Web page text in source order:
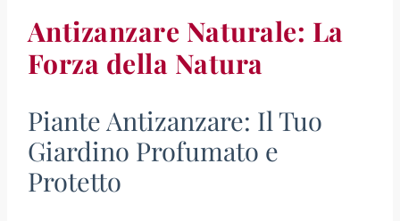
Antizanzare Naturale: La
Forza della Natura
Piante Antizanzare: Il Tuo
Giardino Profumato e
Protetto